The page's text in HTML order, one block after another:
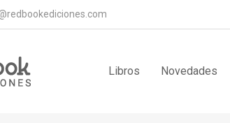
Libros Novedades